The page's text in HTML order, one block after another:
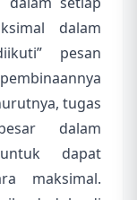
dalam
pesan
tugas
dalam
dapat
maksimal.